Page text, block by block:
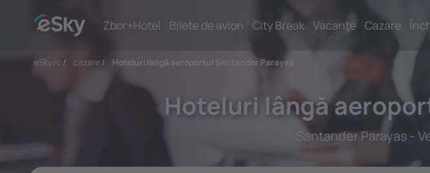
Zbor+Hotel Bilete de avion City Break Vacanţe Cazare
eSky.ro/ cazare/ Hoteluri lângă aeroportul Santander Parayas
Hoteluri lângă
Santander Parayas -